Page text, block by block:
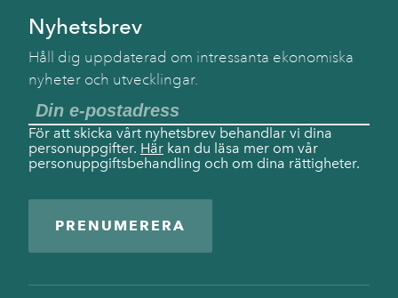
Nyhetsbrev
Håll dig uppdaterad om intressanta ekonomiska
nyheter och utvecklingar.
För att skicka vårt nyhetsbrev behandlar vi dina
personuppgifter. Här kan du läsa mer om vår
personuppgiftsbehandling och om dina rättigheter.
PRENUMERERA